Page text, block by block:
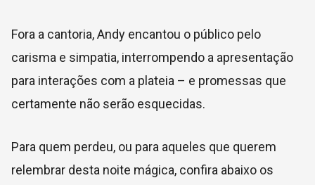
Fora a cantoria, Andy encantou o público pelo
carisma e simpatia, interrompendo a apresentação
para interações com a plateia – e promessas que
certamente não serão esquecidas.
Para quem perdeu, ou para aqueles que querem
relembrar desta noite mágica, confira abaixo os